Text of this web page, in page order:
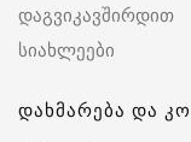
დაგვიკავშირდით
სიახლეები
დახმარება და